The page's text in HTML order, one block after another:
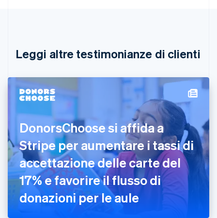
Leggi altre testimonianze di clienti
DonorsChoose si affida a
Stripe per aumentare i tassi di
accettazione delle carte del
17% e favorire il flusso di
donazioni per le aule
English Français
Cina continentale
Cipro
English
Croazia
Danimarca
English
Emirati Arabi Uniti
English
Estonia
English
Finlandia
EnglishSvenska
Francia